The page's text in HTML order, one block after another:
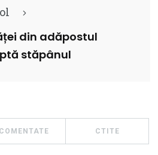
din adăpostul
stăpânul
COMENTATE CTITE